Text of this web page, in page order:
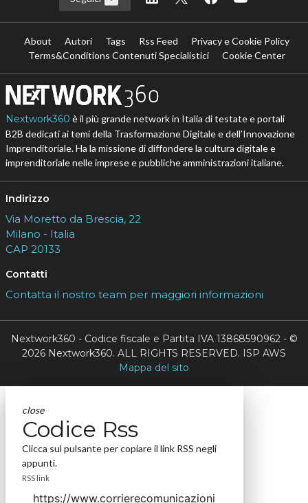
About Autori Tags Rss Feed
Privacy e Cookie Policy
Terms&Conditions Contenuti Specialistici
Cookie Center
Nextwork360 è il più grande network in Italia di testate e portali
B2B dedicati ai temi della Trasformazione Digitale e dell’Innovazione
Imprenditoriale. Ha la missione di diffondere la cultura digitale e
imprenditoriale nelle imprese e pubbliche amministrazioni italiane.
Indirizzo
Via Moretto da Brescia, 22
Milano - Italia
CAP 20133
Contatti
Contatta il nostro team per maggiori informazioni
Nextwork360 - Codice fiscale e Partita IVA 13868590962 - ©
2026 Nextwork360. ALL RIGHTS RESERVED. ISP AWS
Mappa del sito
close
Codice Rss
Clicca sul pulsante per copiare il link RSS negli
appunti.
RSS link